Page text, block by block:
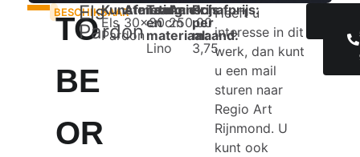
BESCHIKBAAR
TO
BE
OR
Els
Pardon
Kunstenaar:
Els
Pardon
Afmeting:
30x30cm
Techniek
en
materiaal:
Lino
Aanschafprijs:
250,00
Prijs
per
maand:
3,75
Heeft u
interesse in dit
werk, dan kunt
u een mail
sturen naar
Regio Art
Rijnmond. U
kunt ook